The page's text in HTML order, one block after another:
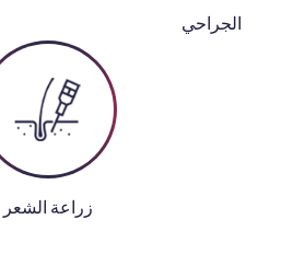
الجراحي
زراعة الشعر